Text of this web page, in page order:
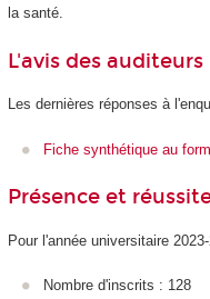
la santé.
L'avis des auditeurs
Les dernières réponses à
Fiche synthétique au
Présence et
Pour l'année universitaire
Nombre d'inscrits : 128